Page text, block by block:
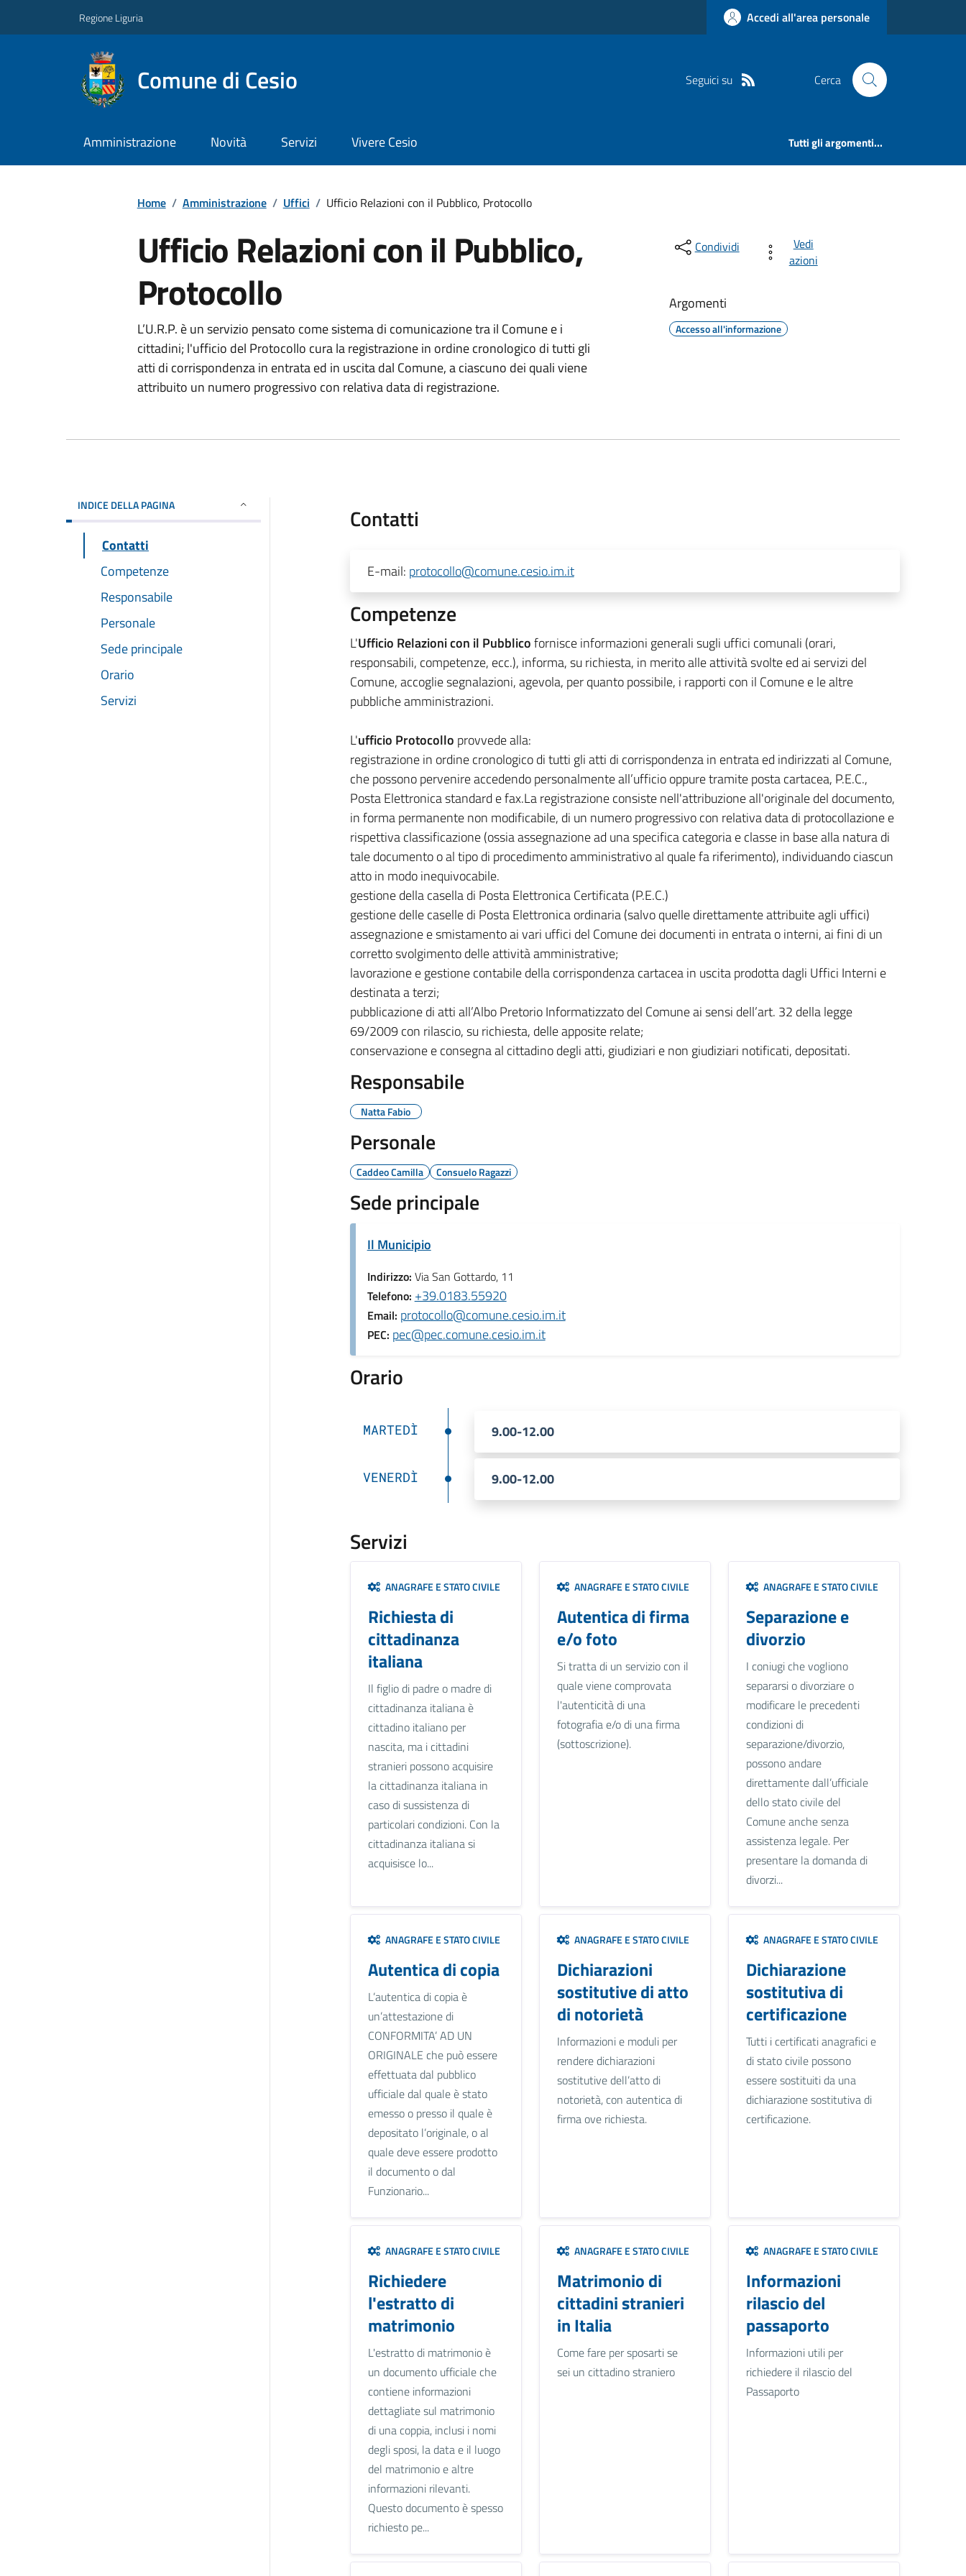
Regione Liguria Accedi all'area personale
Comune di Cesio Seguici su Cerca
Amministrazione Novità Servizi Vivere Cesio Tutti gli argomenti...
Home / Amministrazione / Uffici / Ufficio Relazioni con il Pubblico, Protocollo
Ufficio Relazioni con il Pubblico,
Protocollo
L’U.R.P. è un servizio pensato come sistema di comunicazione tra il Comune e i
cittadini; l'ufficio del Protocollo cura la registrazione in ordine cronologico di tutti gli
atti di corrispondenza in entrata ed in uscita dal Comune, a ciascuno dei quali viene
attribuito un numero progressivo con relativa data di registrazione.
Condividi
Vedi
azioni
Argomenti
Accesso all'informazione
INDICE DELLA PAGINA
Contatti
Competenze
Responsabile
Personale
Sede principale
Orario
Servizi
Contatti
E-mail: protocollo@comune.cesio.im.it
Competenze
L'Ufficio Relazioni con il Pubblicofornisce informazioni generali sugli uffici comunali (orari,
responsabili, competenze, ecc.), informa, su richiesta, in merito alle attività svolte ed ai servizi del
Comune, accoglie segnalazioni, agevola, per quanto possibile, i rapporti con il Comune e le altre
pubbliche amministrazioni.
L'ufficio Protocollo provvede alla:
registrazione in ordine cronologico di tutti gli atti di corrispondenza in entrata ed indirizzati al Comune,
che possono pervenire accedendo personalmente all’ufficio oppure tramite posta cartacea, P.E.C.,
Posta Elettronica standard e fax.La registrazione consiste nell'attribuzione all'originale del documento,
in forma permanente non modificabile, di un numero progressivo con relativa data di protocollazione e
rispettiva classificazione (ossia assegnazione ad una specifica categoria e classe in base alla natura di
tale documento o al tipo di procedimento amministrativo al quale fa riferimento), individuando ciascun
atto in modo inequivocabile.
gestione della casella di Posta Elettronica Certificata (P.E.C.)
gestione delle caselle di Posta Elettronica ordinaria (salvo quelle direttamente attribuite agli uffici)
assegnazione e smistamento ai vari uffici del Comune dei documenti in entrata o interni, ai fini di un
corretto svolgimento delle attività amministrative;
lavorazione e gestione contabile della corrispondenza cartacea in uscita prodotta dagli Uffici Interni e
destinata a terzi;
pubblicazione di atti all’Albo Pretorio Informatizzato del Comune ai sensi dell’art. 32 della legge
69/2009 con rilascio, su richiesta, delle apposite relate;
conservazione e consegna al cittadino degli atti, giudiziari e non giudiziari notificati, depositati.
Responsabile
Natta Fabio
Personale
Caddeo Camilla Consuelo Ragazzi
Sede principale
Il Municipio
Indirizzo: Via San Gottardo, 11
Telefono: +39.0183.55920
Email: protocollo@comune.cesio.im.it
PEC: pec@pec.comune.cesio.im.it
Orario
MARTEDÌ 9.00-12.00
VENERDÌ 9.00-12.00
Servizi
ANAGRAFE E STATO CIVILE
Richiesta di
cittadinanza
italiana
Il figlio di padre o madre di
cittadinanza italiana è
cittadino italiano per
nascita, ma i cittadini
stranieri possono acquisire
la cittadinanza italiana in
caso di sussistenza di
particolari condizioni. Con la
cittadinanza italiana si
acquisisce lo...
ANAGRAFE E STATO CIVILE
Autentica di firma
e/o foto
Si tratta di un servizio con il
quale viene comprovata
l'autenticità di una
fotografia e/o di una firma
(sottoscrizione).
ANAGRAFE E STATO CIVILE
Separazione e
divorzio
I coniugi che vogliono
separarsi o divorziare o
modificare le precedenti
condizioni di
separazione/divorzio,
possono andare
direttamente dall’ufficiale
dello stato civile del
Comune anche senza
assistenza legale. Per
presentare la domanda di
divorzi...
ANAGRAFE E STATO CIVILE
Autentica di copia
L’autentica di copia è
un’attestazione di
CONFORMITA’ AD UN
ORIGINALE che può essere
effettuata dal pubblico
ufficiale dal quale è stato
emesso o presso il quale è
depositato l’originale, o al
quale deve essere prodotto
il documento o dal
Funzionario...
ANAGRAFE E STATO CIVILE
Dichiarazioni
sostitutive di atto
di notorietà
Informazioni e moduli per
rendere dichiarazioni
sostitutive dell’atto di
notorietà, con autentica di
firma ove richiesta.
ANAGRAFE E STATO CIVILE
Dichiarazione
sostitutiva di
certificazione
Tutti i certificati anagrafici e
di stato civile possono
essere sostituiti da una
dichiarazione sostitutiva di
certificazione.
ANAGRAFE E STATO CIVILE
Richiedere
l'estratto di
matrimonio
L'estratto di matrimonio è
un documento ufficiale che
contiene informazioni
dettagliate sul matrimonio
di una coppia, inclusi i nomi
degli sposi, la data e il luogo
del matrimonio e altre
informazioni rilevanti.
Questo documento è spesso
richiesto pe...
ANAGRAFE E STATO CIVILE
Matrimonio di
cittadini stranieri
in Italia
Come fare per sposarti se
sei un cittadino straniero
ANAGRAFE E STATO CIVILE
Informazioni
rilascio del
passaporto
Informazioni utili per
richiedere il rilascio del
Passaporto